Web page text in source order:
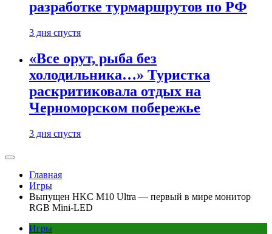
разработке турмаршрутов по РФ
3 дня спустя
«Все орут, рыба без
холодильника…» Туристка
раскритиковала отдых на
Черноморском побережье
3 дня спустя
Главная
Игры
Выпущен HKC M10 Ultra — первый в мире монитор
RGB Mini-LED
Игры